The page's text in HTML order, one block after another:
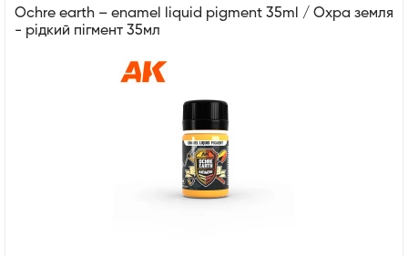
Ochre earth – enamel liquid pigment 35ml / Охра земля
- рідкий пігмент 35мл